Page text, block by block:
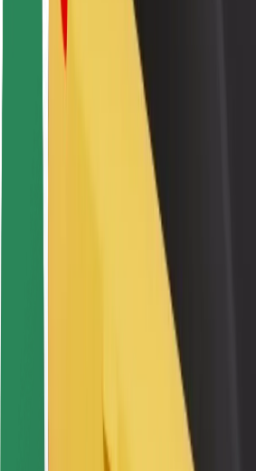
Pasažieru drošība
Autovadītāju drošība
Skrejriteņu drošība
Drošības laboratorija
Risinājumi pilsētām
Bolt uzlādes statīvi
Kurjeriem
Bolt Food